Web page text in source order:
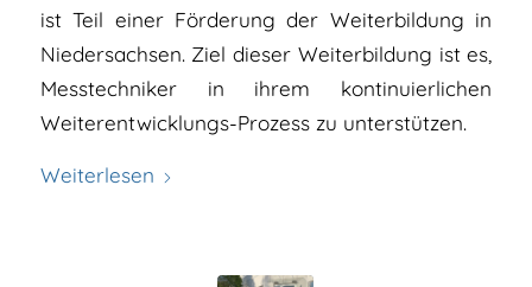
ist Teil einer Förderung der Weiterbildung in
Niedersachsen. Ziel dieser Weiterbildung ist es,
Messtechniker in ihrem kontinuierlichen
Weiterentwicklungs-Prozess zu unterstützen.
Weiterlesen